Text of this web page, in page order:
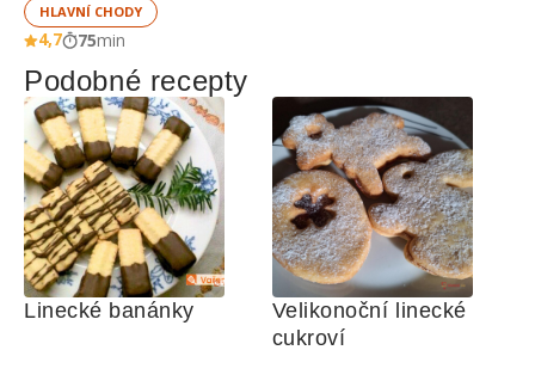
HLAVNÍ CHODY
4,7 75min
Podobné recepty
Linecké banánky
Velikonoční linecké
cukroví